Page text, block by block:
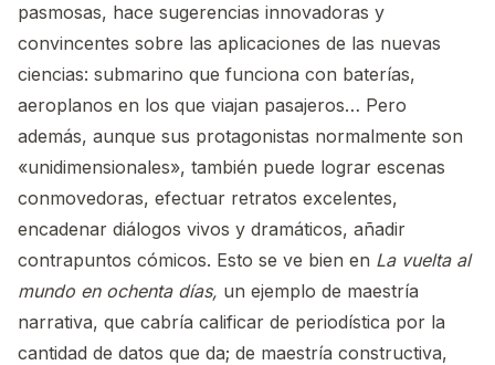
pasmosas, hace sugerencias innovadoras y
convincentes sobre las aplicaciones de las nuevas
ciencias: submarino que funciona con baterías,
aeroplanos en los que viajan pasajeros… Pero
además, aunque sus protagonistas normalmente son
«unidimensionales», también puede lograr escenas
conmovedoras, efectuar retratos excelentes,
encadenar diálogos vivos y dramáticos, añadir
contrapuntos cómicos. Esto se ve bien en La vuelta al
mundo en ochenta días, un ejemplo de maestría
narrativa, que cabría calificar de periodística por la
cantidad de datos que da; de maestría constructiva,